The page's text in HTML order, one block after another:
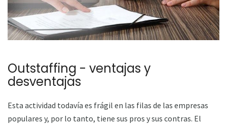
Outstaffing - ventajas y
desventajas
Esta actividad todavía es frágil en las filas de las empresas
populares y, por lo tanto, tiene sus pros y sus contras. El